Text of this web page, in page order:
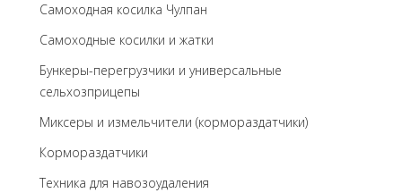
Самоходная косилка Чулпан
Самоходные косилки и жатки
Бункеры-перегрузчики и универсальные
сельхозприцепы
Миксеры и измельчители (кормораздатчики)
Кормораздатчики
Техника для навозоудаления